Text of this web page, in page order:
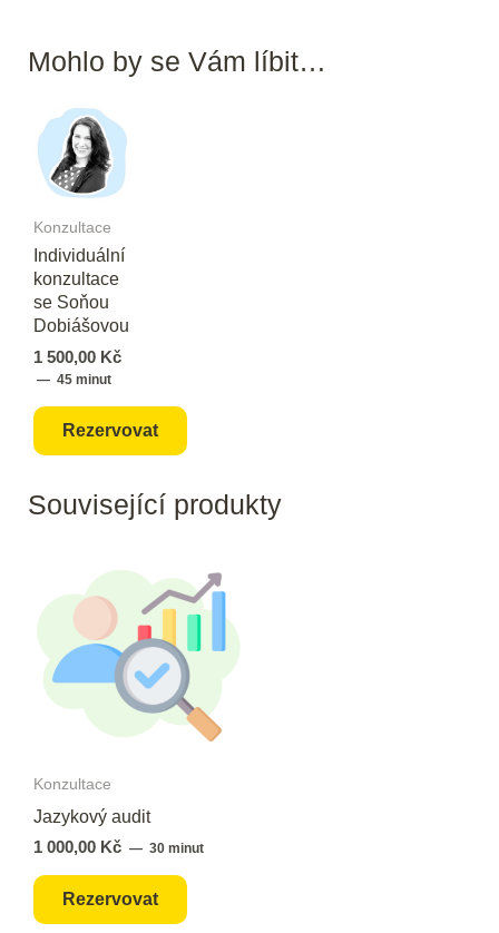
Mohlo by se Vám líbit…
Konzultace
Individuální
konzultace
se Soňou
Dobiášovou
1 500,00 Kč
45 minut
Rezervovat
Související produkty
Konzultace
Jazykový audit
1 000,00 Kč 30 minut
Rezervovat